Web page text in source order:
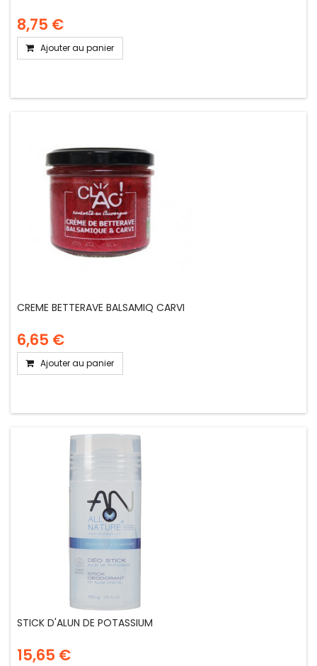
8,75 €
Ajouter au panier
CREME BETTERAVE BALSAMIQ CARVI
6,65 €
Ajouter au panier
STICK D'ALUN DE POTASSIUM
15,65 €